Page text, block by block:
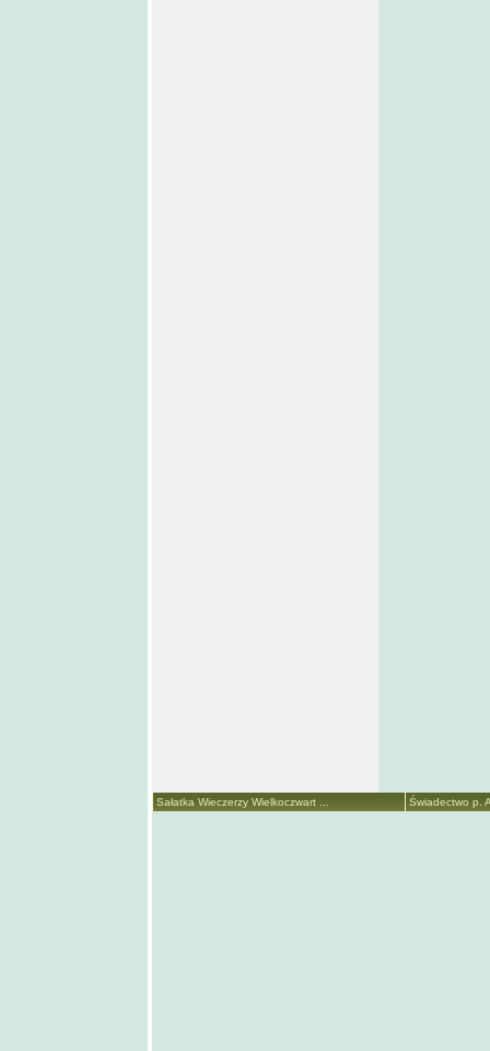
Sałatka Wieczerzy Wielkoczwart ... Świadectwo p.